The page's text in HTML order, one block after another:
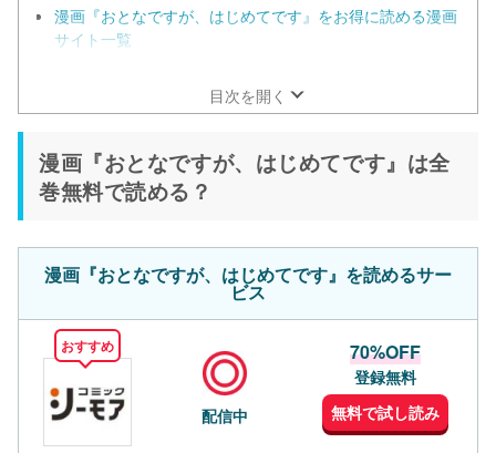
漫画『おとなですが、はじめてです』をお得に読める漫画
サイト一覧
今すぐ70%オフで読める！目次を開く
漫画『おとなですが、はじめてです』は全
巻無料で読める？
漫画『おとなですが、はじめてです』を読めるサー
ビス
おすすめ
配信中
70%OFF
登録無料
無料で試し読み